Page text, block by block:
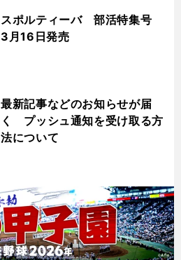
スポルティーバ 部活特集号
3月16日発売
最新記事などのお知らせが届
く プッシュ通知を受け取る方
法について